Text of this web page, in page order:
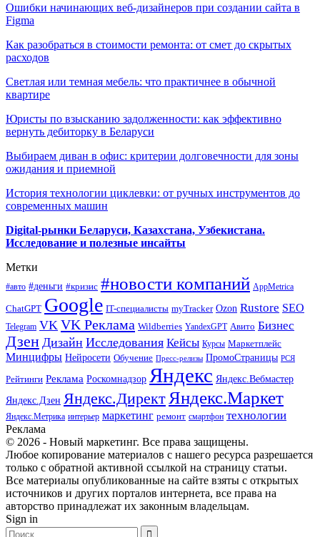
Ошибки начинающих веб-дизайнеров при создании сайта в
Figma
Как разобраться в стоимости ремонта: от смет до скрытых
расходов
Светлая или темная мебель: что практичнее в обычной
квартире
Юристы по взысканию задолженности: как эффективно
вернуть дебиторку в Беларуси
Выбираем диван в офис: критерии долговечности для зоны
ожидания и приемной
История технологии циклевки: от ручных инструментов до
современных машин
Digital-рынки Беларуси, Казахстана, Узбекистана.
Исследование и полезные инсайты
Метки
#авто #деньги #кризис #новости компаний AppMetrica
ChatGPT Google IT-специалисты myTracker Ozon Rustore SEO
Telegram VK VK Реклама Wildberries YandexGPT Авито Бизнес
Дзен Дизайн Исследования Кейсы Курсы Маркетплейс
Минцифры Нейросети Обучение Пресс-релизы ПромоСтраницы РСЯ
Рейтинги Реклама Роскомнадзор Яндекс Яндекс.Вебмастер
Яндекс.Дзен Яндекс.Директ Яндекс.Маркет
Яндекс.Метрика интерьер маркетинг ремонт смартфон технологии
Реклама
© 2026 - Новый маркетинг. Все права защищены.
Любое копирование материалов с нашего ресурса разрешается
только с обратной активной ссылкой на страницу статьи.
Все материалы опубликованные на сайте взяты с открытых
источников и других порталов интернета, все права на
авторство принадлежат их законным владельцам.
Sign in